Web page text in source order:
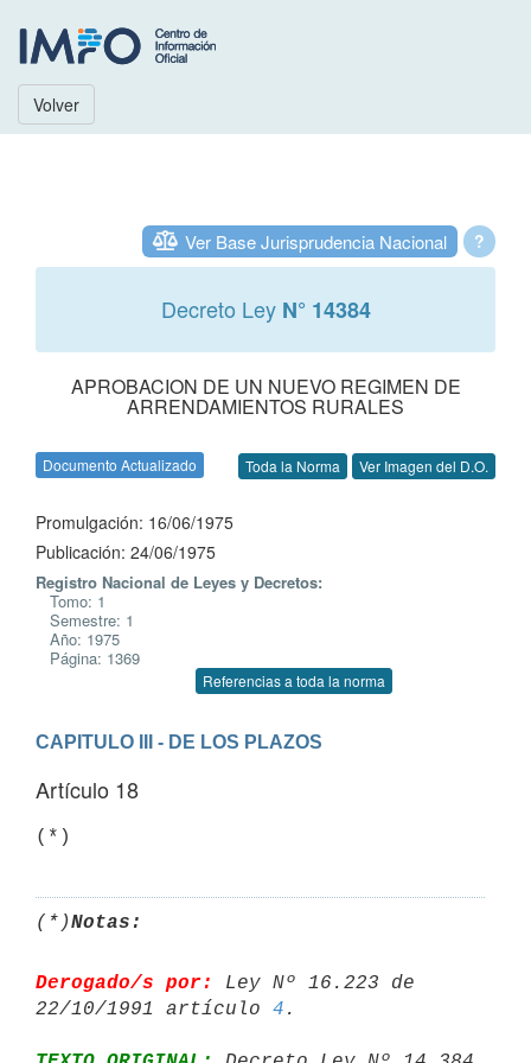
Volver
?
Ver Base Jurisprudencia Nacional
Decreto Ley N° 14384
APROBACION DE UN NUEVO REGIMEN DE
ARRENDAMIENTOS RURALES
Documento Actualizado Toda la Norma Ver Imagen del D.O.
Promulgación: 16/06/1975
Publicación: 24/06/1975
Registro Nacional de Leyes y Decretos:
Tomo: 1
Semestre: 1
Año: 1975
Página: 1369
Referencias a toda la norma
CAPITULO III - DE LOS PLAZOS
Artículo 18
(*)Notas:
Derogado/s por:
Ley Nº 16.223 de
22/10/1991 artículo 4